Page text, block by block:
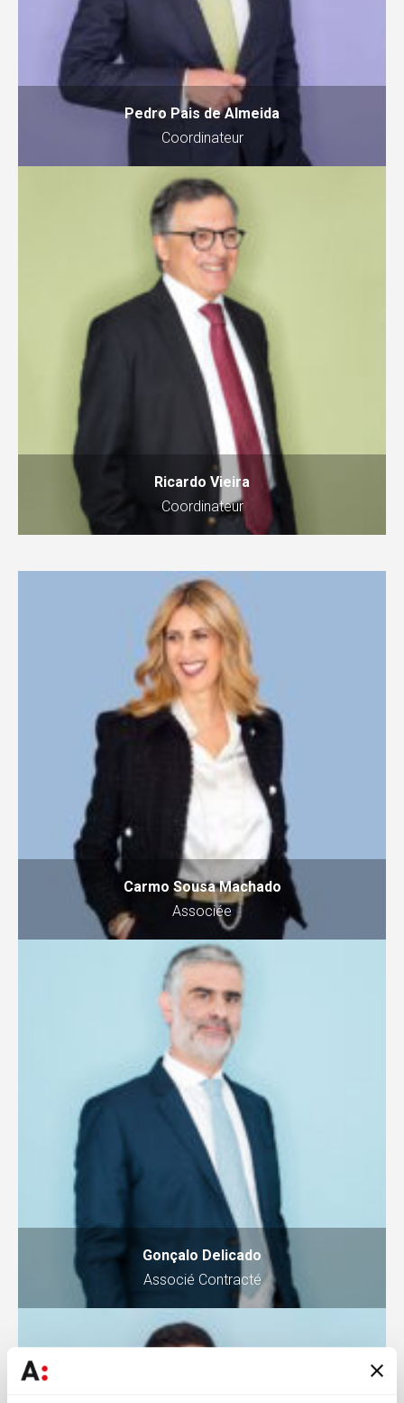
Pedro Pais de Almeida
Coordinateur
Ricardo Vieira
Coordinateur
Carmo Sousa Machado
Associée
Gonçalo Delicado
Associé Contracté